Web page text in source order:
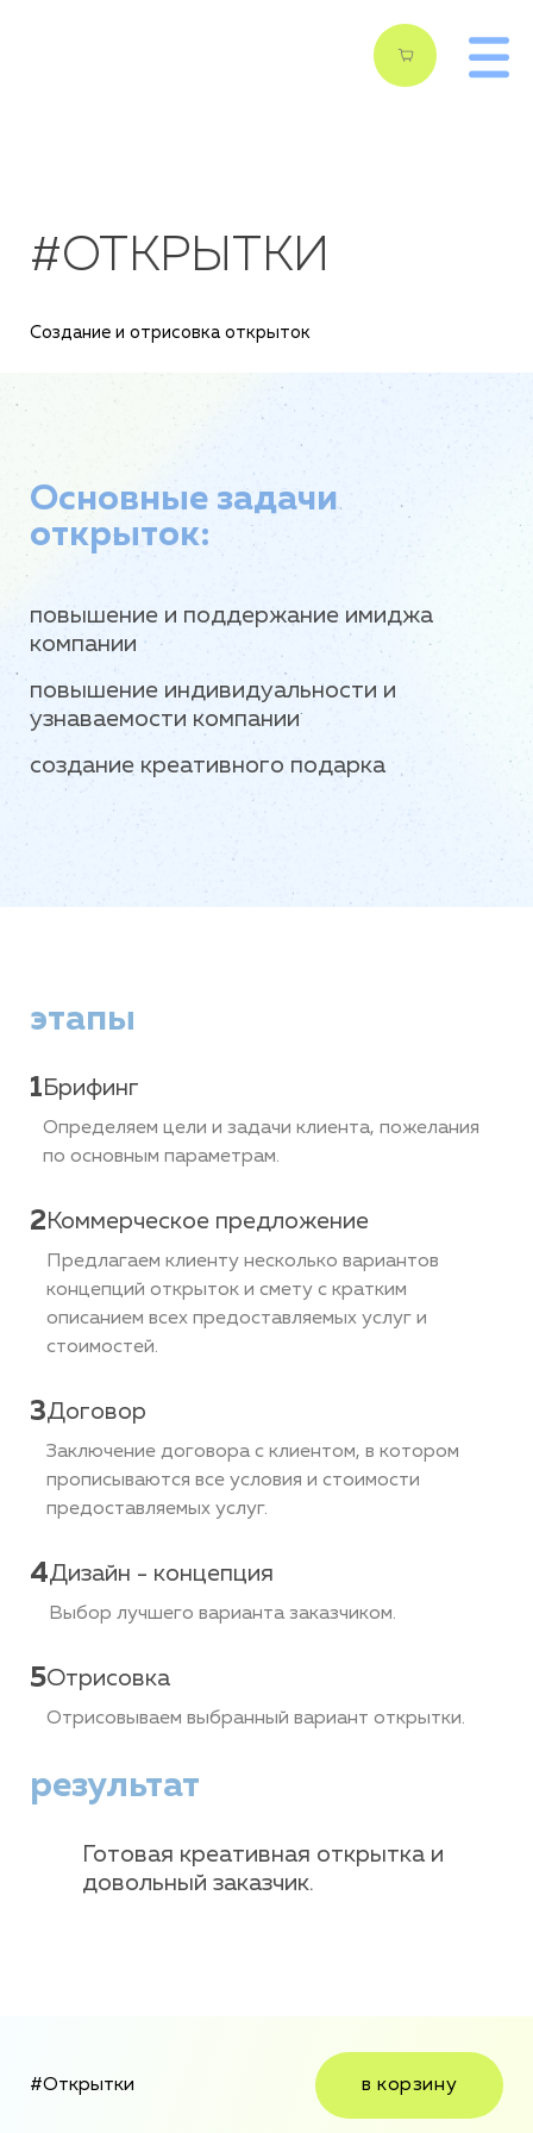
#ОТКРЫТКИ
Создание и отрисовка открыток
Основные задачи
открыток:
повышение и поддержание имиджа
компании
повышение индивидуальности и
узнаваемости компании
создание креативного подарка
этапы
1 Брифинг
Определяем цели и задачи клиента, пожелания
по основным параметрам.
2 Коммерческое предложение
Предлагаем клиенту несколько вариантов
концепций открыток и смету с кратким
описанием всех предоставляемых услуг и
стоимостей.
3Договор
Заключение договора с клиентом, в котором
прописываются все условия и стоимости
предоставляемых услуг.
4Дизайн - концепция
Выбор лучшего варианта заказчиком.
5Отрисовка
Отрисовываем выбранный вариант открытки.
результат
Готовая креативная открытка и
довольный заказчик.
#Открытки в корзину